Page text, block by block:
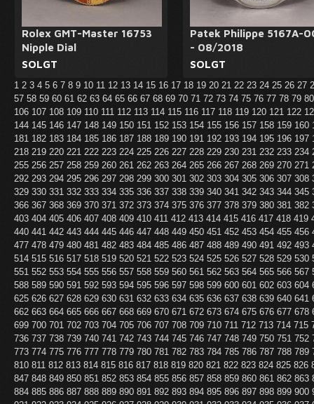
Rolex GMT-Master 16753
Nipple Dial
SOLGT
Patek Philippe 5167A-
- 08/2018
SOLGT
1 2 3 4 5 6 7 8 9 10 11 12 13 14 15 16 17 18 19 20 21 22 23 24 25 26 27
57 58 59 60 61 62 63 64 65 66 67 68 69 70 71 72 73 74 75 76 77 78 79
106 107 108 109 110 111 112 113 114 115 116 117 118 119 120 121 122
144 145 146 147 148 149 150 151 152 153 154 155 156 157 158 159 160
181 182 183 184 185 186 187 188 189 190 191 192 193 194 195 196 197
218 219 220 221 222 223 224 225 226 227 228 229 230 231 232 233 234
255 256 257 258 259 260 261 262 263 264 265 266 267 268 269 270 271
292 293 294 295 296 297 298 299 300 301 302 303 304 305 306 307 308
329 330 331 332 333 334 335 336 337 338 339 340 341 342 343 344 345
366 367 368 369 370 371 372 373 374 375 376 377 378 379 380 381 382
403 404 405 406 407 408 409 410 411 412 413 414 415 416 417 418 419
440 441 442 443 444 445 446 447 448 449 450 451 452 453 454 455 456
477 478 479 480 481 482 483 484 485 486 487 488 489 490 491 492 493
514 515 516 517 518 519 520 521 522 523 524 525 526 527 528 529 530
551 552 553 554 555 556 557 558 559 560 561 562 563 564 565 566 567
588 589 590 591 592 593 594 595 596 597 598 599 600 601 602 603 604
625 626 627 628 629 630 631 632 633 634 635 636 637 638 639 640 641
662 663 664 665 666 667 668 669 670 671 672 673 674 675 676 677 678
699 700 701 702 703 704 705 706 707 708 709 710 711 712 713 714 715
736 737 738 739 740 741 742 743 744 745 746 747 748 749 750 751 752
773 774 775 776 777 778 779 780 781 782 783 784 785 786 787 788 789
810 811 812 813 814 815 816 817 818 819 820 821 822 823 824 825 826
847 848 849 850 851 852 853 854 855 856 857 858 859 860 861 862 863
884 885 886 887 888 889 890 891 892 893 894 895 896 897 898 899 900